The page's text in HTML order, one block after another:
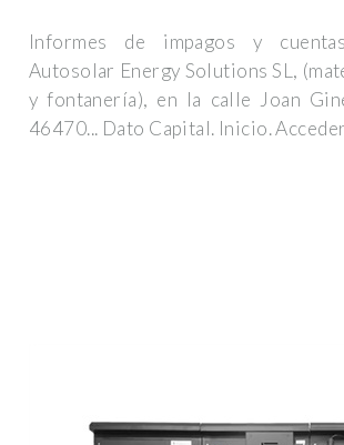
Informes de impagos y
Autosolar Energy Solutions SL,
y fontanería), en la calle Joan
46470... Dato Capital. Inicio.